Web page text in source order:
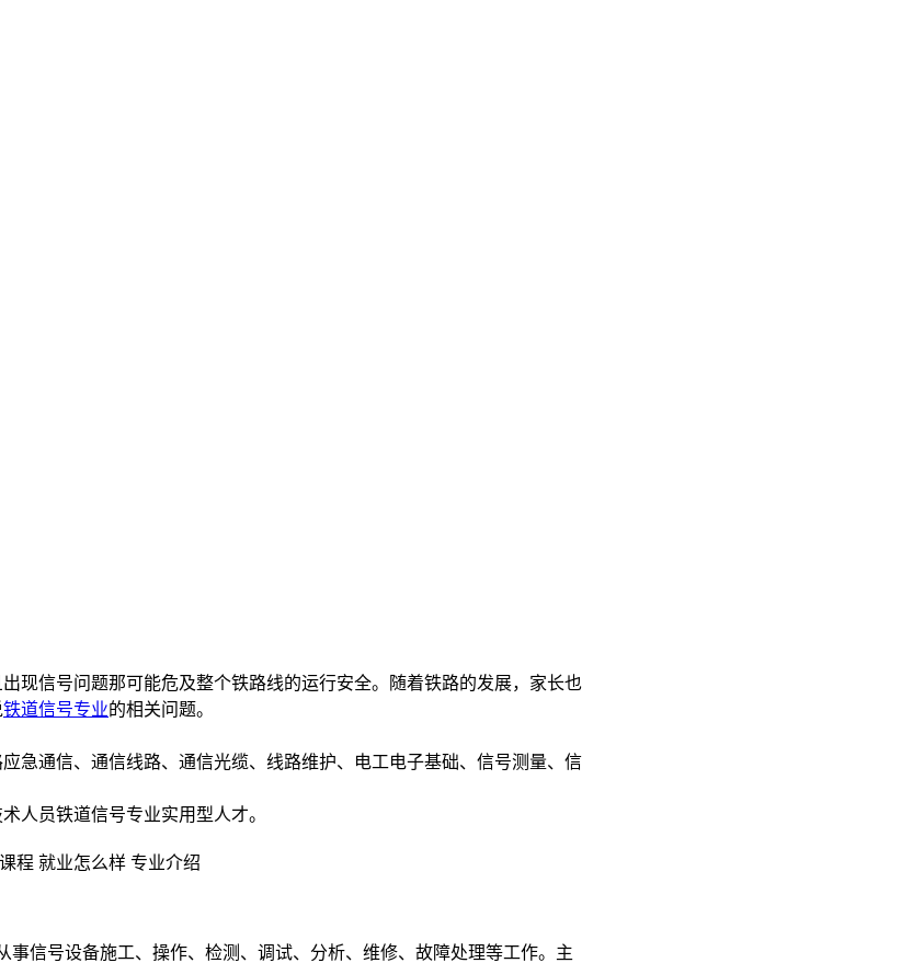
信号问题那可能危及整个铁路线的运行安全。随着铁路的发展，家长也
铁道信号专业的相关问题。
通信、通信线路、通信光缆、线路维护、电工电子基础、信号测量、信
员铁道信号专业实用型人才。
事信号设备施工、操作、检测、调试、分析、维修、故障处理等工作。主